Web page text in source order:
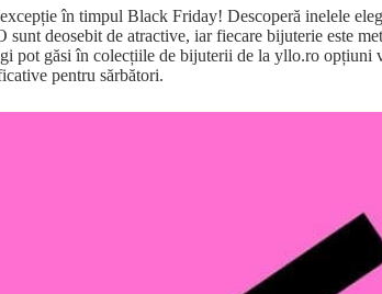
în timpul Black Friday! Descoperă inelele
deosebit de atractive, iar fiecare bijuterie este
pot găsi în colecțiile de bijuterii de la yllo.ro opțiuni
pentru sărbători.